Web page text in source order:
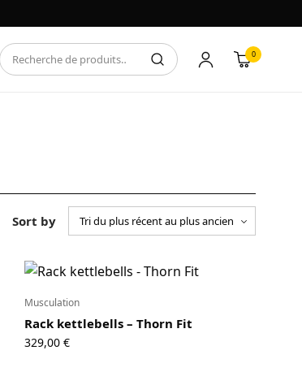
0
Sort by
Musculation
Rack kettlebells – Thorn Fit
329,00 €